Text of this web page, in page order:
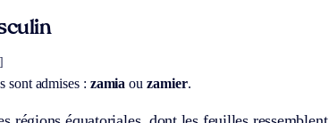
sont admises : zamia ouzamier.